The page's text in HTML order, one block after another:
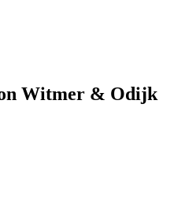
Witmer & Odijk